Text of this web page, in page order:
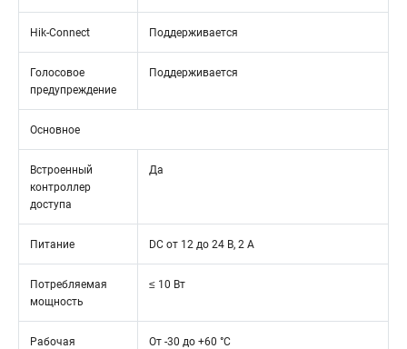
Hik-Connect Поддерживается
Голосовое
предупреждение
Поддерживается
Основное
Встроенный
контроллер
доступа
Да
Питание DC от 12 до 24 В, 2 A
Потребляемая
мощность
≤ 10 Вт
Рабочая
От -30 до +60 °С